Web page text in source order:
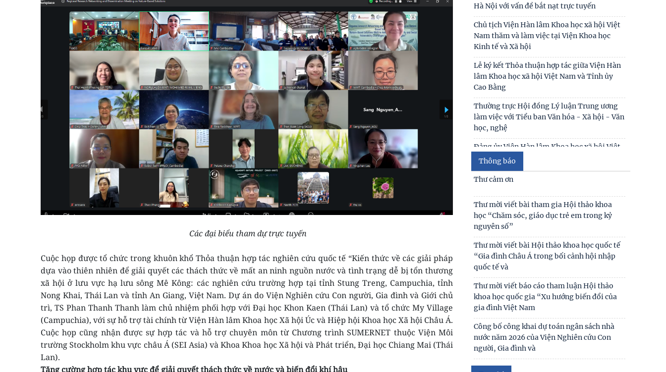
Các đại biểu tham dự trực tuyến
Cuộc họp được tổ chức trong khuôn khổ Thỏa thuận hợp tác nghiên cứu quốc tế “Kiến thức về các giải pháp
dựa vào thiên nhiên để giải quyết các thách thức về mất an ninh nguồn nước và tình trạng dễ bị tổn thương
xã hội ở lưu vực hạ lưu sông Mê Kông: các nghiên cứu trường hợp tại tỉnh Stung Treng, Campuchia, tỉnh
Nong Khai, Thái Lan và tỉnh An Giang, Việt Nam. Dự án do Viện Nghiên cứu Con người, Gia đình và Giới chủ
trì, TS Phan Thanh Thanh làm chủ nhiệm phối hợp với Đại học Khon Kaen (Thái Lan) và tổ chức My Village
(Campuchia), với sự hỗ trợtài chính từ Viện Hàn lâm Khoa học Xã hội Úc và Hiệp hội Khoa học Xã hội Châu Á.
Cuộc họp cũng nhận được sự hợp tác và hỗ trợ chuyên môn từ Chương trình SUMERNET thuộc Viện Môi
trường Stockholm khu vực châu Á (SEI Asia) và Khoa Khoa học Xã hội và Phát triển, Đại học Chiang Mai (Thái
Lan).
Tăng cường hợp tác khu vực để giải quyết thách thức về nước và biến đổi khí hậu
Hà Nội với vấn đề bắt nạt trực tuyến
Chủ tịch Viện Hàn lâm Khoa học xã hội Việt
Nam thăm và làm việc tại Viện Khoa học
Kinh tế và Xã hội
Lễ ký kết Thỏa thuận hợp tác giữa Viện Hàn
lâm Khoa học xã hội Việt Nam và Tỉnh ủy
Cao Bằng
Thường trực Hội đồng Lý luận Trung ương
làm việc với Tiểu ban Văn hóa - Xã hội - Văn
học, nghệ
Đảng ủy Viện Hàn lâm Khoa học xã hội Việt
Nam tổ chức Hội nghị Tập huấn nghiệp vụ
lâm Khoa học xã hội Việt Nam và Tỉnh ủy
Cao Bằng
Hội thảo khoa học quốc gia “Danh nhân văn
hóa Lê Quý Đôn - Di sản và giá trị thời đại”
Cuộc họp triển khai hoạt động nhiệm vụ
khoa học và công nghệ cấp tỉnh “Nghiên cứu
phát huy giá trị
Hoàn thiện quy định về những điều đảng
viên không được làm đáp ứng yêu cầu giai
đoạn mới
Thông báo
Thư cảm ơn
Thư mời viết bài tham gia Hội thảo khoa
học “Chăm sóc, giáo dục trẻ em trong kỷ
nguyên số”
Thư mời viết bài Hội thảo khoa học quốc tế
“Gia đình Châu Á trong bối cảnh hội nhập
quốc tế và
Thư mời viết báo cáo tham luận Hội thảo
khoa học quốc gia “Xu hướng biến đổi của
gia đình Việt Nam
Công bố công khai dự toán ngân sách nhà
nước năm 2026 của Viện Nghiên cứu Con
người, Gia đình và
Công khai thông tin nhiệm vụ cấp Cơ sở 2025